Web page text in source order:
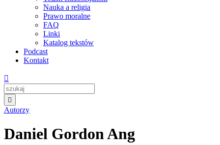
Nauka a religia
Prawo moralne
FAQ
Linki
Katalog tekstów
Podcast
Kontakt


Autorzy
Daniel Gordon Ang